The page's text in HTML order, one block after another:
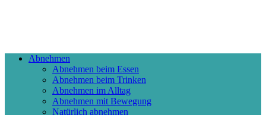
Abnehmen
Abnehmen beim Essen
Abnehmen beim Trinken
Abnehmen im Alltag
Abnehmen mit Bewegung
Natürlich abnehmen